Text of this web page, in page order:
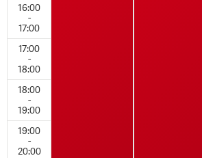
16:00
-
17:00
17:00
-
18:00
18:00
-
19:00
19:00
-
20:00